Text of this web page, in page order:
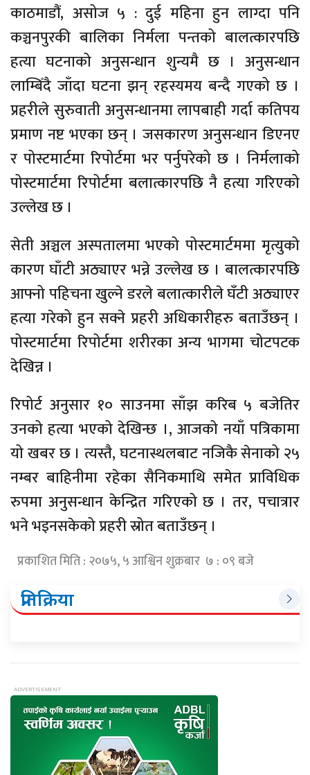
काठमाडौं, असोज ५ : दुई महिना हुन लाग्दा पनि
कञ्चनपुरकी बालिका निर्मला पन्तको बालत्कारपछि
हत्या घटनाको अनुसन्धान शुन्यमै छ । अनुसन्धान
लाम्बिँदै जाँदा घटना झन् रहस्यमय बन्दै गएको छ ।
प्रहरीले सुरुवाती अनुसन्धानमा लापबाही गर्दा कतिपय
प्रमाण नष्ट भएका छन् । जसकारण अनुसन्धान डिएनए
र पोस्टमार्टमा रिपोर्टमा भर पर्नुपरेको छ । निर्मलाको
पोस्टमार्टमा रिपोर्टमा बलात्कारपछि नै हत्या गरिएको
उल्लेख छ ।
सेती अञ्चल अस्पतालमा भएको पोस्टमार्टममा मृत्युको
कारण घाँटी अठ्याएर भन्ने उल्लेख छ । बालत्कारपछि
आफ्नो पहिचना खुल्ने डरले बलात्कारीले घँटी अठ्याएर
हत्या गरेको हुन सक्ने प्रहरी अधिकारीहरु बताउँछन् ।
पोस्टमार्टमा रिपोर्टमा शरीरका अन्य भागमा चोटपटक
देखिन्न ।
रिपोर्ट अनुसार १० साउनमा साँझ करिब ५ बजेतिर
उनको हत्या भएको देखिन्छ ।, आजको नयाँ पत्रिकामा
यो खबर छ । त्यस्तै, घटनास्थलबाट नजिकै सेनाको २५
नम्बर बाहिनीमा रहेका सैनिकमाथि समेत प्राविधिक
रुपमा अनुसन्धान केन्द्रित गरिएको छ । तर, पचात्रार
भने भइनसकेको प्रहरी स्रोत बताउँछन् ।
प्रकाशित मिति : २०७५, ५ आश्विन शुक्रबार ७ : ०९ बजे
प्रतिक्रिया